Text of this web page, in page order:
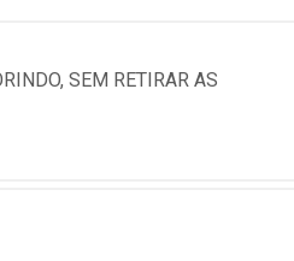
SEM RETIRAR AS